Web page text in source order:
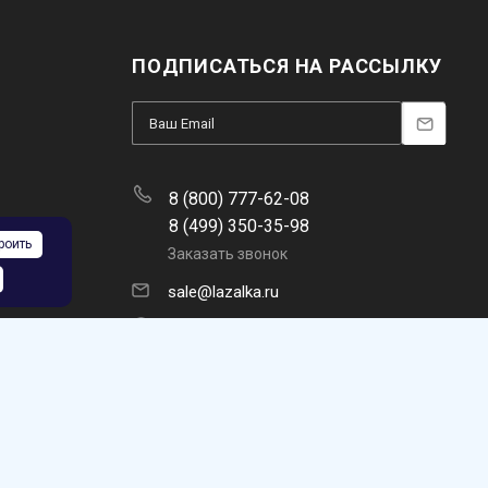
ПОДПИСАТЬСЯ НА РАССЫЛКУ
8 (800) 777-62-08
8 (499) 350-35-98
Заказать звонок
sale@lazalka.ru